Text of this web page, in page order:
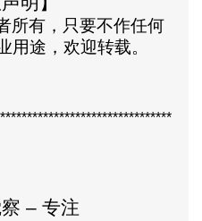
所有，只要不作任何
用途，欢迎转载。
– 专注